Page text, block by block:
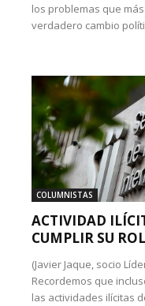
los problemas que
verdadero cambio
COLUMNISTAS
ACTIVIDAD
CUMPLIR SU ROL
(Javier Jaque, socio
Recordemos que
las actividades ilícitas